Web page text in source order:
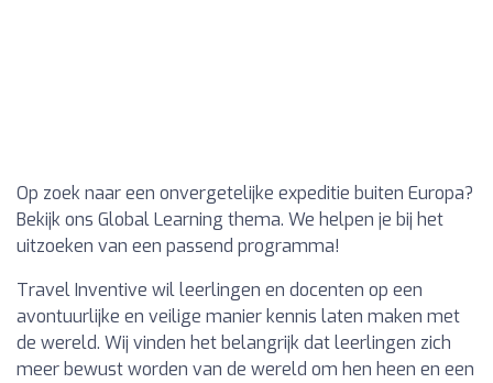
Op zoek naar een onvergetelijke expeditie buiten Europa?
Bekijk ons Global Learning thema. We helpen je bij het
uitzoeken van een passend programma!
Travel Inventive wil leerlingen en docenten op een
avontuurlijke en veilige manier kennis laten maken met
de wereld. Wij vinden het belangrijk dat leerlingen zich
meer bewust worden van de wereld om hen heen en een